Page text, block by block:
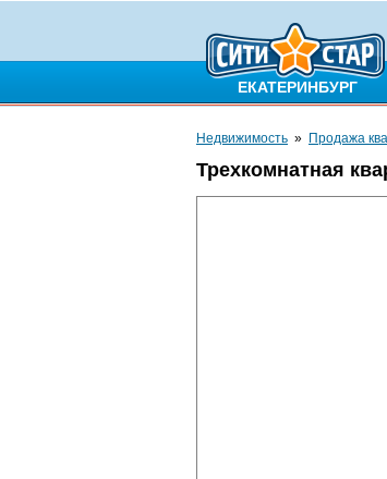
ЕКАТЕРИНБУРГ
Недвижимость » Продажа
Трехкомнатная